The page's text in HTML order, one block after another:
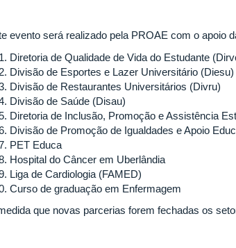
evento será realizado pela PROAE com o apoio
Diretoria de Qualidade de Vida do Estudante
Divisão de Esportes e Lazer Universitário (Diesu)
Divisão de Restaurantes Universitários (Divru)
Divisão de Saúde (Disau)
Diretoria de Inclusão, Promoção e Assistência
Divisão de Promoção de Igualdades e Apoio
PET Educa
Hospital do Câncer em Uberlândia
Liga de Cardiologia (FAMED)
Curso de graduação em Enfermagem
que novas parcerias forem fechadas os